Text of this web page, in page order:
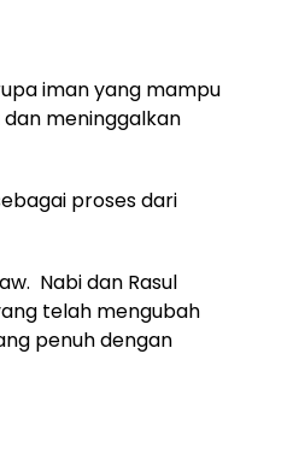
iman yang mampu
meninggalkan
proses dari
Nabi dan Rasul
telah mengubah
penuh dengan